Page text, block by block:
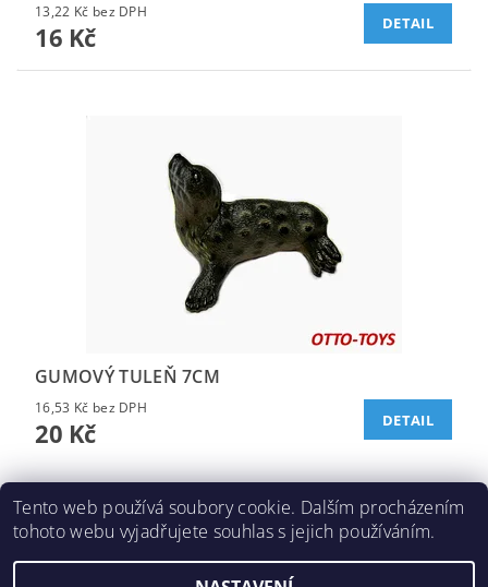
13,22 Kč bez DPH
16 Kč DETAIL
GUMOVÝ TULEŇ 7CM
16,53 Kč bez DPH
20 Kč DETAIL
Tento web používá soubory cookie. Dalším procházením
tohoto webu vyjadřujete souhlas s jejich používáním.